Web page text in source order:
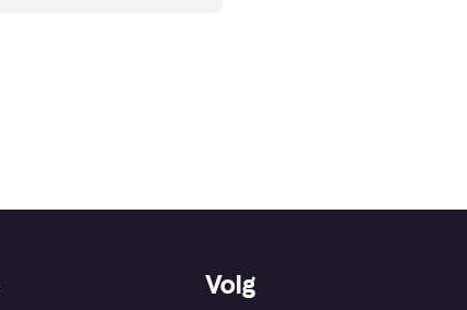
Volg